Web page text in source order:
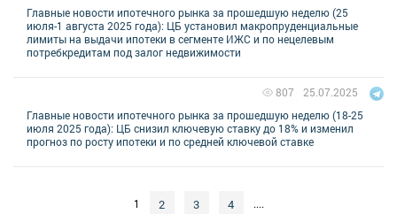
Главные новости ипотечного рынка за прошедшую неделю (25
июля-1 августа 2025 года): ЦБ установил макропруденциальные
лимиты на выдачи ипотеки в сегменте ИЖС и по нецелевым
потребкредитам под залог недвижимости
Главные новости ипотечного рынка за прошедшую неделю (18-25
июля 2025 года): ЦБ снизил ключевую ставку до 18% и изменил
прогноз по росту ипотеки и по средней ключевой ставке
25.07.2025
807
1 2 3 4 ....